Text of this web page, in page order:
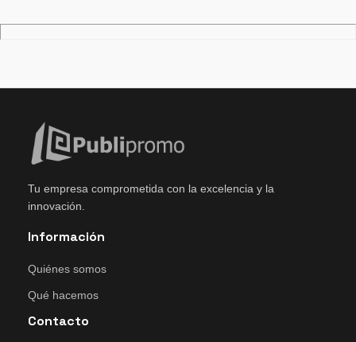
Tu empresa comprometida con la excelencia y la
innovación.
Información
Quiénes somos
Qué hacemos
Contacto